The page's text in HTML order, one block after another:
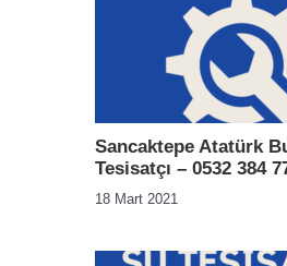
Sancaktepe Atatürk
Tesisatçı – 0532 384
18 Mart 2021